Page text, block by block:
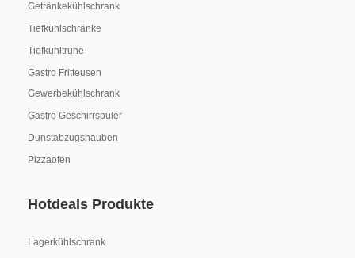
Getränkekühlschrank
Tiefkühlschränke
Tiefkühltruhe
Gastro Fritteusen
Gewerbekühlschrank
Gastro Geschirrspüler
Dunstabzugshauben
Pizzaofen
Hotdeals Produkte
Lagerkühlschrank